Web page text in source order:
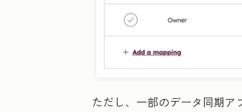
ただし、一部のデータ同期ア